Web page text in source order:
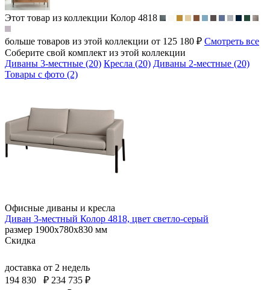
Этот товар из коллекции Колор 4818
больше товаров из этой коллекции от 125 180 ₽ Смотреть все
Соберите свой комплект из этой коллекции
Диваны 3-местные (20) Кресла (20) Диваны 2-местные (20)
Товары с фото (2)
Офисные диваны и кресла
Диван 3-местный Колор 4818, цвет светло-серый
размер 1900х780х830 мм
Скидка
доставка от 2 недель
194 830
₽ 234 735 ₽